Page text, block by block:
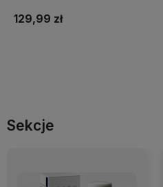
129,99 zł
Sekcje